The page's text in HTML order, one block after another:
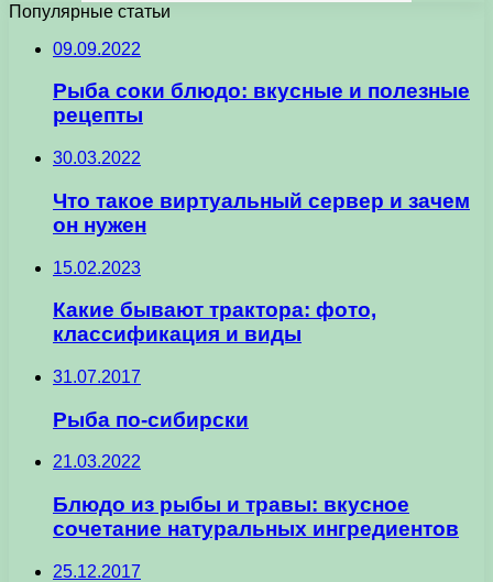
Популярные статьи
09.09.2022
Рыба соки блюдо: вкусные и полезные
рецепты
30.03.2022
Что такое виртуальный сервер и зачем
он нужен
15.02.2023
Какие бывают трактора: фото,
классификация и виды
31.07.2017
Рыба по-сибирски
21.03.2022
Блюдо из рыбы и травы: вкусное
сочетание натуральных ингредиентов
25.12.2017